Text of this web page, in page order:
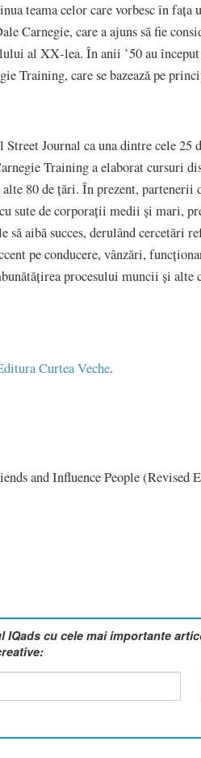
teama celor care vorbesc în
Carnegie, care a ajuns să fie
al XX‑lea. În anii ’50 au
Training, care se bazează pe
Street Journal ca una dintre cele 25
Training a elaborat cursuri
80 de țări. În prezent, partenerii
sute de corporații medii și mari,
aibă succes, derulând cercetări
pe conducere, vânzări,
procesului muncii și alte
Curtea Veche.
and Influence People (Revised
IQads cu cele mai importante